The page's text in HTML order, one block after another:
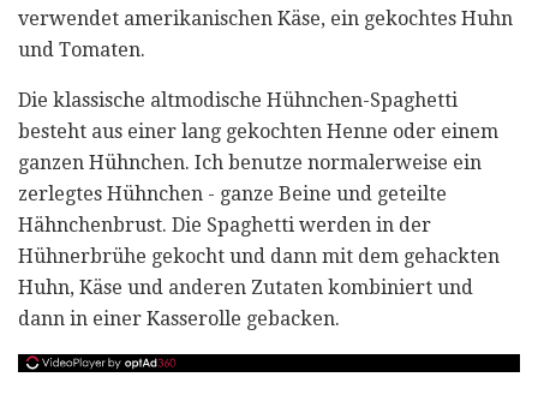
verwendet amerikanischen Käse, ein gekochtes Huhn
und Tomaten.
Die klassische altmodische Hühnchen-Spaghetti
besteht aus einer lang gekochten Henne oder einem
ganzen Hühnchen. Ich benutze normalerweise ein
zerlegtes Hühnchen - ganze Beine und geteilte
Hähnchenbrust. Die Spaghetti werden in der
Hühnerbrühe gekocht und dann mit dem gehackten
Huhn, Käse und anderen Zutaten kombiniert und
dann in einer Kasserolle gebacken.